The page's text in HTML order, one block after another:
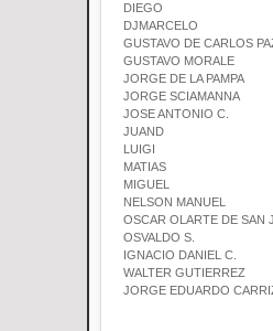
DIEGO
DJMARCELO
GUSTAVO DE CARLOS
GUSTAVO MORALE
JORGE DE LA PAMPA
JORGE SCIAMANNA
JOSE ANTONIO C.
JUAND
LUIGI
MATIAS
MIGUEL
NELSON MANUEL
OSCAR OLARTE DE SAN
OSVALDO S.
IGNACIO DANIEL C.
WALTER GUTIERREZ
JORGE EDUARDO